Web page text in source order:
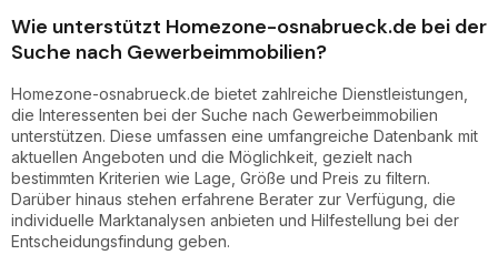
Wie unterstützt Homezone-osnabrueck.de bei der
Suche nach Gewerbeimmobilien?
Homezone-osnabrueck.de bietet zahlreiche Dienstleistungen,
die Interessenten bei der Suche nach Gewerbeimmobilien
unterstützen. Diese umfassen eine umfangreiche Datenbank mit
aktuellen Angeboten und die Möglichkeit, gezielt nach
bestimmten Kriterien wie Lage, Größe und Preis zu filtern.
Darüber hinaus stehen erfahrene Berater zur Verfügung, die
individuelle Marktanalysen anbieten und Hilfestellung bei der
Entscheidungsfindung geben.